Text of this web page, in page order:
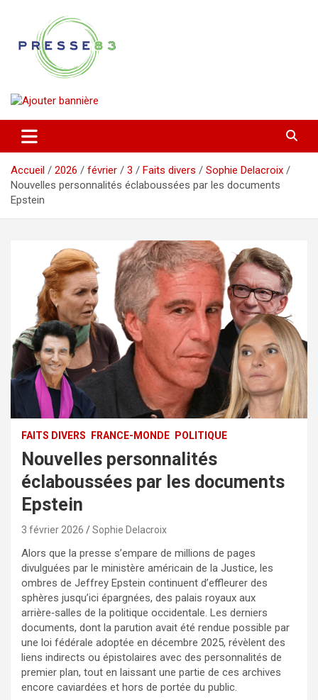
contenu
Presse 83
Accueil 2026 février 3 Faits divers
Sophie Delacroix
Nouvelles personnalités éclaboussées par les documents
Epstein
FAITS DIVERS FRANCE-MONDE POLITIQUE
Nouvelles personnalités
éclaboussées par les documents
Epstein
3 février 2026 Sophie Delacroix
Alors que la presse s’empare de millions de pages
divulguées par le ministère américain de la Justice, les
ombres de Jeffrey Epstein continuent d’effleurer des
sphères jusqu’ici épargnées, des palais royaux aux
arrière‑salles de la politique occidentale. Les derniers
documents, dont la parution avait été rendue possible par
une loi fédérale adoptée en décembre 2025, révèlent des
liens indirects ou épistolaires avec des personnalités de
premier plan, tout en laissant une partie de ces archives
encore caviardées et hors de portée du public.